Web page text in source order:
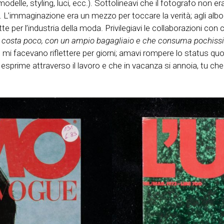
styling, luci, ecc.). Sottolineavi che il fotografo non
era un mezzo per toccare la verità; agli
l’industria della moda. Privilegiavi le collaborazioni
poco, con un ampio bagagliaio e che consuma
facevano riflettere per giorni; amavi rompere lo status
esprime attraverso il lavoro e che in vacanza si annoia, tu